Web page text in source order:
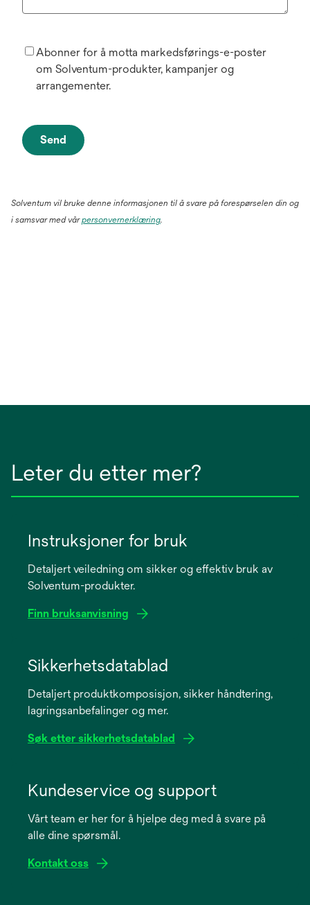
Abonner for å motta markedsførings-e-poster
om Solventum-produkter, kampanjer og
arrangementer.
Send
Solventum vil bruke denne informasjonen til å svare på forespørselen din og
i samsvar med vårpersonvernerklæring.
Leter du etter mer?
Instruksjoner for bruk
Detaljert veiledning om sikker og effektiv bruk av
Solventum-produkter.
Finn bruksanvisning
new
Sikkerhetsdatablad
Detaljert produktkomposisjon, sikker håndtering,
lagringsanbefalinger og mer.
Søk etter sikkerhetsdatablad
new
Kundeservice og support
Vårt team er her for å hjelpe deg med å svare på
alle dine spørsmål.
Kontakt oss